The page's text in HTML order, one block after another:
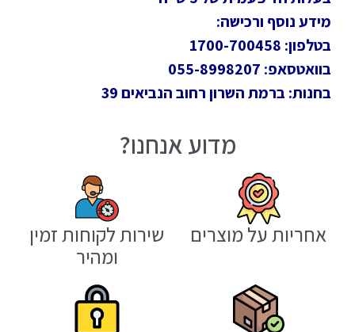
מידע נוסף ורכישה:
בטלפון: 1700-700458
בוואטסאפ: 055-8998207
בחנות: ברמת השרון רחוב הנביאים 39
מדוע אנחנו?
אחריות על מוצרים
שירות לקוחות זמין
ומהיר